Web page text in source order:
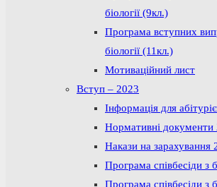
біології (9кл.)
Програма вступних
біології (11кл.)
Мотиваційний лист
Вступ – 2023
Інформація для
Нормативні документи
Накази на зарахування
Програма співбесіди з
Програма співбесіди з